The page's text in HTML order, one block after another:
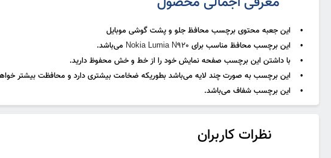
Buff Screen Protector For Sony
Xperia Z2
15,000
Buff Screen Protector For
• این جعبه محتوی برچسب محافظ جلو و پشت گوشی موبایل
• این برچسب محافظ مناسب برای Nokia Lumia N920 می‌باشد.
• با داشتن این برچسب صفحه نمایش خود را از خط و خش محفوظ دارید.
• این برچسب به صورت چند لایه می‌باشد بطوریکه ضخامت بیشتری دارد و محافظت بیشتر
• این برچسب شفاف می‌باشد.
نظرات کاربران